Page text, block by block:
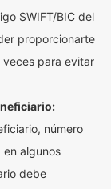
SWIFT/BIC del
proporcionarte
para evitar
número
algunos
debe